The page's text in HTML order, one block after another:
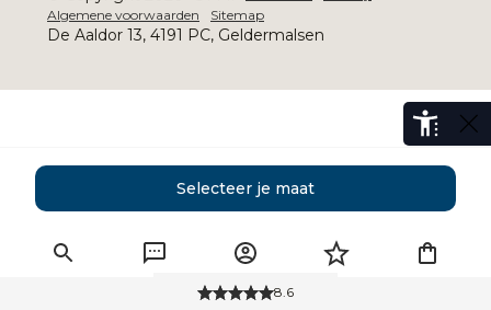
Selecteer je maat
Algemene voorwaarden
Sitemap
De Aaldor 13, 4191 PC, Geldermalsen
8.6